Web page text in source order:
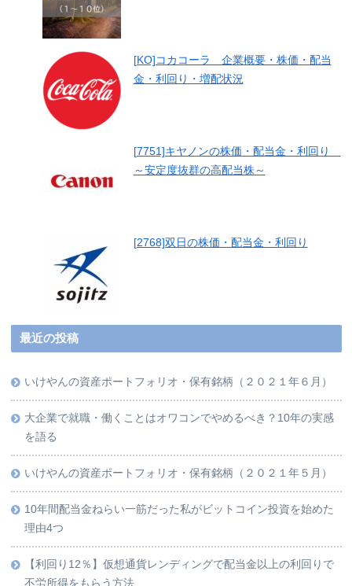
[KO]コカコーラ 企業概要・株価・配当
金・利回り・増配状況
[7751]キヤノンの株価・配当金・利回り
～安定度抜群の高配当株～
[2768]双日の株価・配当金・利回り
最近の投稿
いけやんの資産ポートフォリオ・保有銘柄（２０２１年６月）
大企業で就職・働くことはオワコンでやめるべき？10年の実感
を語る
いけやんの資産ポートフォリオ・保有銘柄（２０２１年５月）
10年間配当金ねらい一筋だった私がビットコイン投資を始めた
理由4つ
【利回り12％】仮想通貨レンディングで配当金以上の利回りで
不労所得をもらう方法